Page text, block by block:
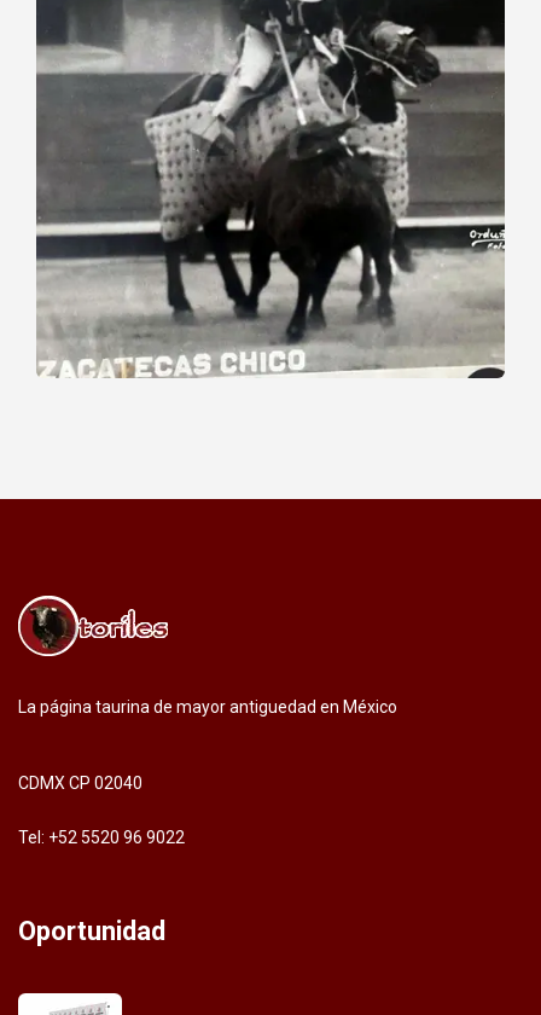
La página taurina de mayor antiguedad en México
CDMX CP 02040
Tel: +52 5520 96 9022
Oportunidad